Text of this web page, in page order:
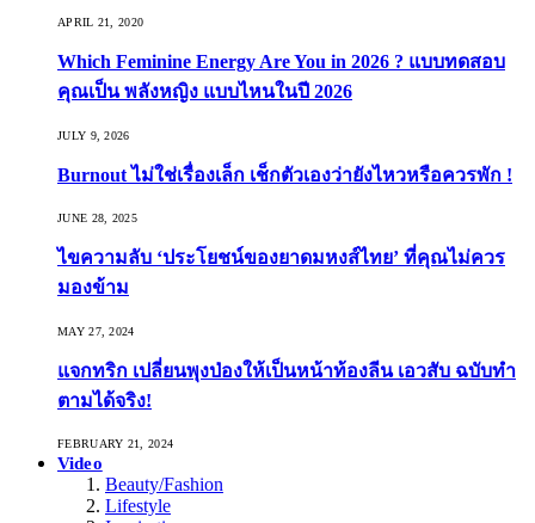
APRIL 21, 2020
Which Feminine Energy Are You in 2026 ? แบบทดสอบ
คุณเป็น พลังหญิง แบบไหนในปี 2026
JULY 9, 2026
Burnout ไม่ใช่เรื่องเล็ก เช็กตัวเองว่ายังไหวหรือควรพัก !
JUNE 28, 2025
ไขความลับ ‘ประโยชน์ของยาดมหงส์ไทย’ ที่คุณไม่ควร
มองข้าม
MAY 27, 2024
แจกทริก เปลี่ยนพุงป่องให้เป็นหน้าท้องลีน เอวสับ ฉบับทำ
ตามได้จริง!
FEBRUARY 21, 2024
Video
Beauty/Fashion
Lifestyle